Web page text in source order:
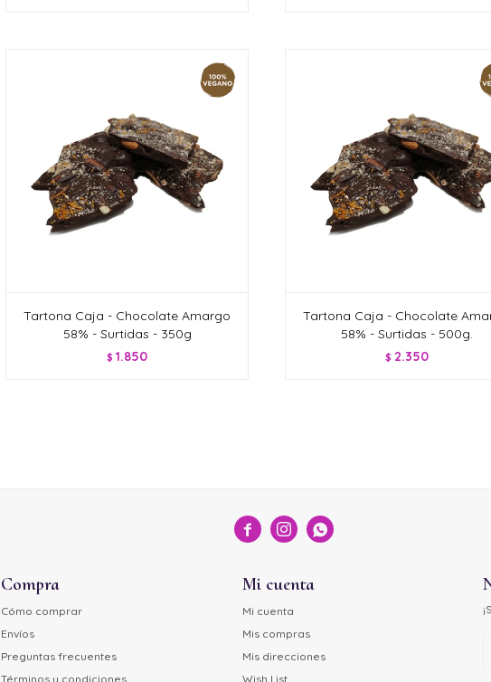
Tartona Caja - Chocolate Amargo
58% - Surtidas - 350g
$ 1.850
Tartona Caja - Chocolate
58% - Surtidas - 500g.
$ 2.350
  
Compra
Cómo comprar
Envíos
Preguntas frecuentes
Términos y condiciones
Mi cuenta
Mi cuenta
Mis compras
Mis direcciones
Wish List